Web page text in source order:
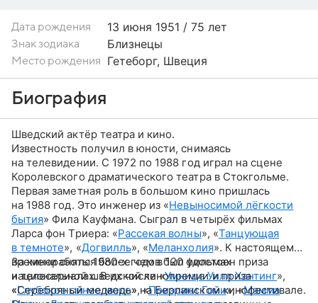
Дата рождения 13 июня 1951 / 75 лет
Знак зодиака Близнецы
Место рождения Гетеборг, Швеция
Биография
Шведский актёр театра и кино.
Известность получил в юности, снимаясь
на телевидении. С 1972 по 1988 год играл на сцене
Королевского драматического театра в Стокгольме.
Первая заметная роль в большом кино пришлась
на 1988 год. Это инженер из «Невыносимой лёгкости
бытия» Фила Кауфмана. Сыграл в четырёх фильмах
Ларса фон Триера: «Рассекая волны», «Танцующая
в темноте», «Догвилль», «Меланхолия». К настоящему
времени снялся более чем в 120 фильмах
и телесериалах. В их числе «Умница Уилл Хантинг»,
«Глубокое синее море», «Призраки Гойи», «Мамма
За киноработы 1980-х годов был удостоен приза
национальной шведской кинопремии и приза
«Серебряный медведь» на Берлинском кинофестивале.